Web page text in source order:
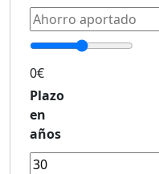
0€
Plazo
en
años